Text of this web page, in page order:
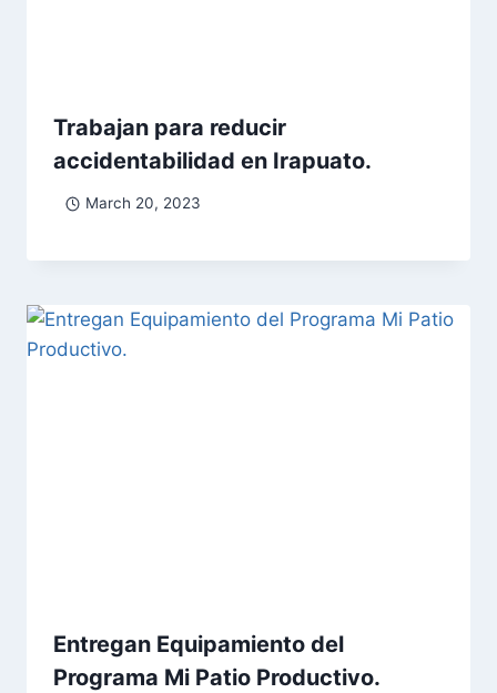
Trabajan para reducir
accidentabilidad en Irapuato.
March 20, 2023
Entregan Equipamiento del
Programa Mi Patio Productivo.